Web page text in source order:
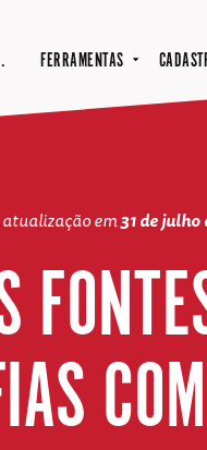
FERRAMENTAS
em31 de julho